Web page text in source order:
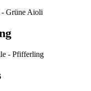
- Grüne Aioli
- Pfifferling